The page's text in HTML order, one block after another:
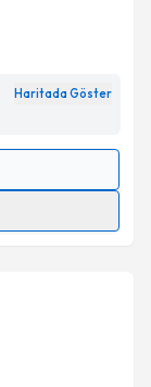
Haritada Göster